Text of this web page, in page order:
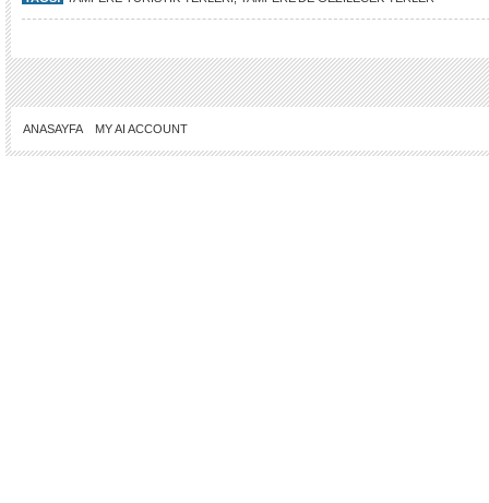
ANASAYFA MY AI ACCOUNT